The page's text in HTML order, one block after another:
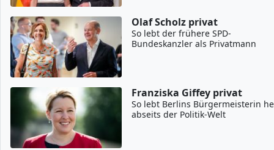
Olaf Scholz privat
So lebt der frühere SPD-
Bundeskanzler als Privatmann
Franziska Giffey privat
So lebt Berlins Bürgermeisterin
abseits der Politik-Welt